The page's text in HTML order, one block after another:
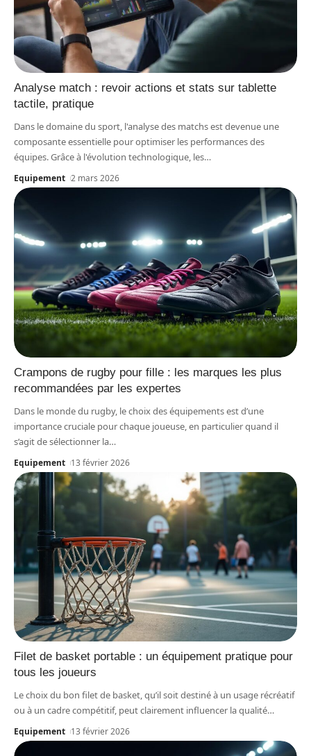
Analyse match : revoir actions et stats sur tablette
tactile, pratique
Dans le domaine du sport, l'analyse des matchs est devenue une
composante essentielle pour optimiser les performances des
équipes. Grâce à l'évolution technologique, les…
Equipement 2 mars 2026
Crampons de rugby pour fille : les marques les plus
recommandées par les expertes
Dans le monde du rugby, le choix des équipements est d’une
importance cruciale pour chaque joueuse, en particulier quand il
s’agit de sélectionner la…
Equipement 13 février 2026
Filet de basket portable : un équipement pratique pour
tous les joueurs
Le choix du bon filet de basket, qu’il soit destiné à un usage récréatif
ou à un cadre compétitif, peut clairement influencer la qualité…
Equipement 13 février 2026